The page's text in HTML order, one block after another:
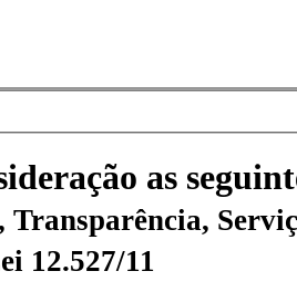
as
12.527/11